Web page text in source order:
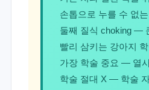
손톱으로 누를 수 없
둘째 질식 choking —
빨리 삼키는 강아지
가장 학술 중요 — 열
학술 절대 X — 학술